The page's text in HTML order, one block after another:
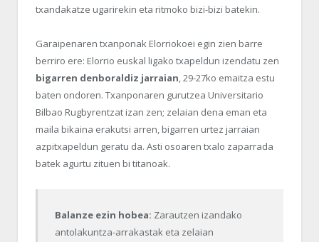
txandakatze ugarirekin eta ritmoko bizi-bizi batekin.
Garaipenaren txanponak Elorriokoei egin zien barre
berriro ere: Elorrio euskal ligako txapeldun izendatu zen
bigarren denboraldiz jarraian, 29-27ko emaitza estu
baten ondoren. Txanponaren gurutzea Universitario
Bilbao Rugbyrentzat izan zen; zelaian dena eman eta
maila bikaina erakutsi arren, bigarren urtez jarraian
azpitxapeldun geratu da. Asti osoaren txalo zaparrada
batek agurtu zituen bi titanoak.
Balanze ezin hobea: Zarautzen izandako
antolakuntza-arrakastak eta zelaian